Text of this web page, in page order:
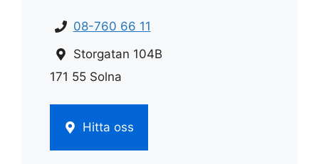
08-760 66 11
Storgatan 104B
171 55 Solna
Hitta oss